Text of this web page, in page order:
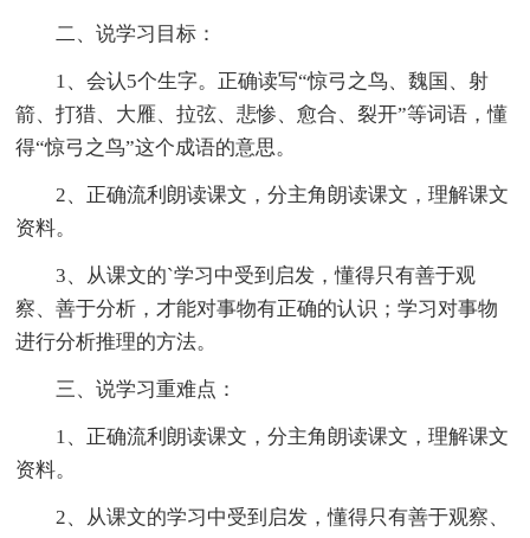
二、说学习目标：
1、会认5个生字。正确读写“惊弓之鸟、魏国、射
箭、打猎、大雁、拉弦、悲惨、愈合、裂开”等词语，懂
得“惊弓之鸟”这个成语的意思。
2、正确流利朗读课文，分主角朗读课文，理解课文
资料。
3、从课文的`学习中受到启发，懂得只有善于观
察、善于分析，才能对事物有正确的认识；学习对事物
进行分析推理的方法。
三、说学习重难点：
1、正确流利朗读课文，分主角朗读课文，理解课文
资料。
2、从课文的学习中受到启发，懂得只有善于观察、